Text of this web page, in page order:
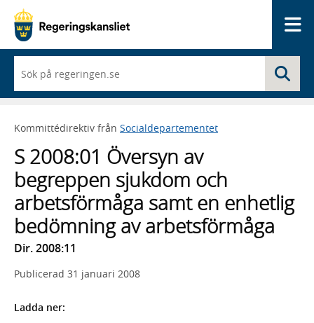
du
börjar
skriva
framträder
lista
med
sökförslag
Kommittédirektiv från Socialdepartementet
S 2008:01 Översyn av
begreppen sjukdom och
arbetsförmåga samt en enhetlig
bedömning av arbetsförmåga
Dir. 2008:11
Publicerad 31 januari 2008
Ladda ner: